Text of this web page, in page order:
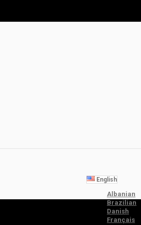
English
Albanian
Brazilian
Danish
Français